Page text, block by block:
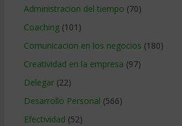
Administracion del tiempo (70)
Coaching(101)
Comunicacion en los negocios (180)
Creatividad en la empresa (97)
Delegar(22)
Desarrollo Personal (566)
Efectividad (52)